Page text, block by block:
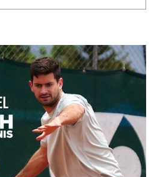
del Suramericano Sub-16
nueve años
con tan solo 13 años su primer
Junior
Colombia logró su mejor
Mundial Sub-14 de Tenis